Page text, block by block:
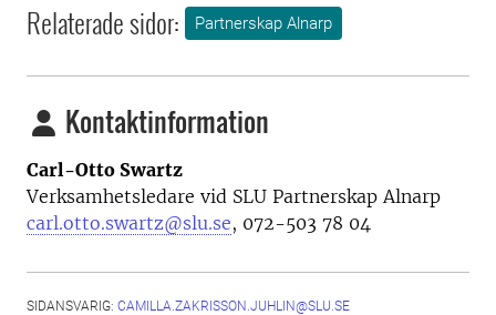
Relaterade sidor: Partnerskap Alnarp
Kontaktinformation
Carl-Otto Swartz
Verksamhetsledare vid SLU Partnerskap Alnarp
carl.otto.swartz@slu.se, 072-503 78 04
SIDANSVARIG: CAMILLA.ZAKRISSON.JUHLIN@SLU.SE